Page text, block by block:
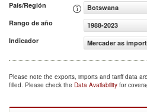
País/Región
Botswana
Rango de año
1988-2023
Indicador
Mercader as
Please note the exports, imports and tariff data
filled. Please check the Data Availability for